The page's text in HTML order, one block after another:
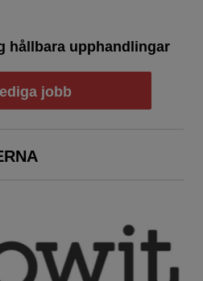
hållbara upphandlingar
jobb